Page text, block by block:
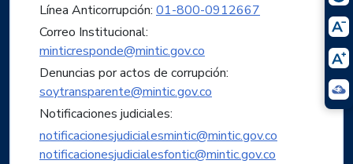
Línea Anticorrupción: 01-800-0912667
Correo Institucional:
minticresponde@mintic.gov.co
Denuncias por actos de corrupción:
soytransparente@mintic.gov.co
Notificaciones judiciales:
notificacionesjudicialesmintic@mintic.gov.co
notificacionesjudicialesfontic@mintic.gov.co